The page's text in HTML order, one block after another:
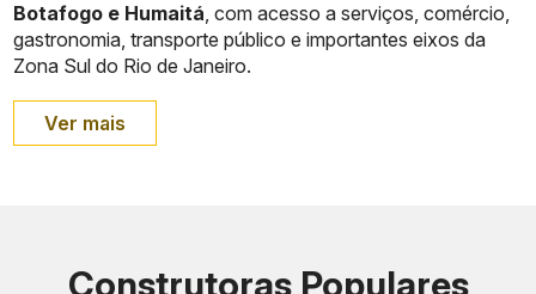
Botafogo e Humaitá, com acesso a serviços, comércio,
gastronomia, transporte público e importantes eixos da
Zona Sul do Rio de Janeiro.
Ver mais
Construtoras Populares